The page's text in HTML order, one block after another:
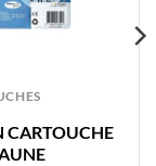
CARTOUCHE